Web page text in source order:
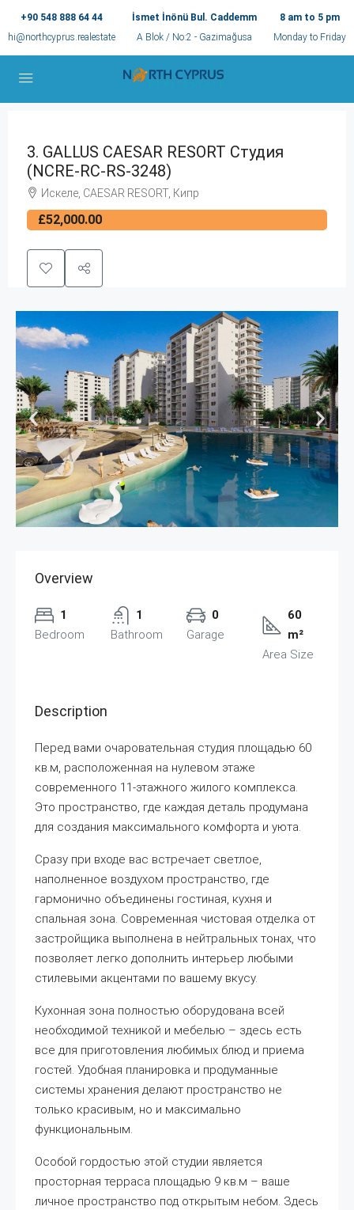
+90 548 888 64 44
hi@northcyprus.realestate
İsmet İnönü Bul. Caddemm
A Blok / No:2 - Gazimağusa
8 am to 5 pm
Monday to Friday
3. GALLUS CAESAR RESORT Студия
(NCRE-RC-RS-3248)
Искеле, CAESAR RESORT, Кипр
£52,000.00
Overview
1
Bedroom
1
Bathroom
0
Garage
60
m²
Area Size
Description
Перед вами очаровательная студия площадью 60
кв.м, расположенная на нулевом этаже
современного 11-этажного жилого комплекса.
Это пространство, где каждая деталь продумана
для создания максимального комфорта и уюта.
Сразу при входе вас встречает светлое,
наполненное воздухом пространство, где
гармонично объединены гостиная, кухня и
спальная зона. Современная чистовая отделка от
застройщика выполнена в нейтральных тонах, что
позволяет легко дополнить интерьер любыми
стилевыми акцентами по вашему вкусу.
Кухонная зона полностью оборудована всей
необходимой техникой и мебелью – здесь есть
все для приготовления любимых блюд и приема
гостей. Удобная планировка и продуманные
системы хранения делают пространство не
только красивым, но и максимально
функциональным.
Особой гордостью этой студии является
просторная терраса площадью 9 кв.м – ваше
личное пространство под открытым небом. Здесь